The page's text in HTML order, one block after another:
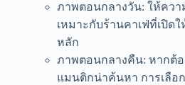
ภาพตอนกลางวัน: ให้คว
เหมาะกับร้านคาเฟ่ที่เปิด
หลัก
ภาพตอนกลางคืน: หากต้อ
แมนติกน่าค้นหา การเลือ